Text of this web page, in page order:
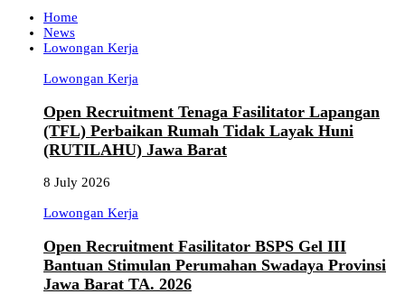
Home
News
Lowongan Kerja
Lowongan Kerja
Open Recruitment Tenaga Fasilitator Lapangan
(TFL) Perbaikan Rumah Tidak Layak Huni
(RUTILAHU) Jawa Barat
8 July 2026
Lowongan Kerja
Open Recruitment Fasilitator BSPS Gel III
Bantuan Stimulan Perumahan Swadaya Provinsi
Jawa Barat TA. 2026